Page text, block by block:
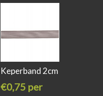
meter
Keperband 2cm
€0,75 per